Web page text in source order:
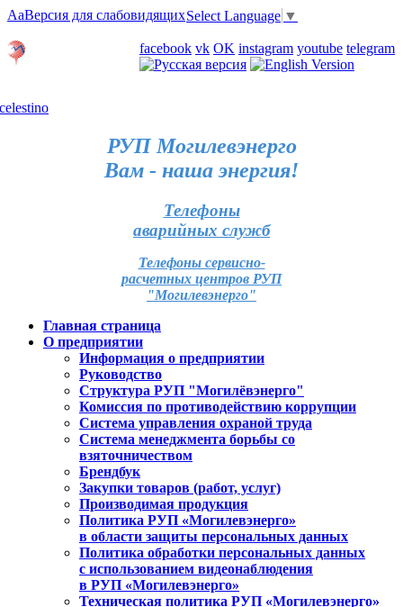
AaВерсия для слабовидящихSelect Language ▼
facebook vk OK instagram youtube telegram
РУП Могилевэнерго
Вам - наша энергия!
Телефоны
аварийных служб
Телефоны сервисно-
расчетных центров РУП
"Могилевэнерго"
Главная страница
О предприятии
Информация о предприятии
Руководство
Структура РУП "Могилёвэнерго"
Комиссия по противодействию коррупции
Система управления охраной труда
Система менеджмента борьбы со
взяточничеством
Брендбук
Закупки товаров (работ, услуг)
Производимая продукция
Политика РУП «Могилевэнерго»
в области защиты персональных данных
Политика обработки персональных данных
с использованием видеонаблюдения
в РУП «Могилевэнерго»
Техническая политика РУП «Могилевэнерго»